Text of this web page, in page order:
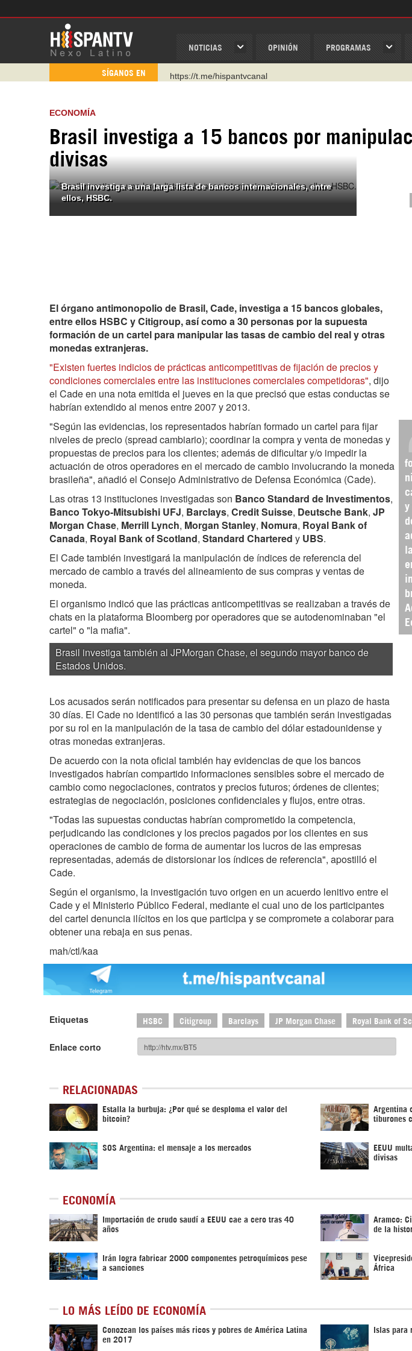
NOTICIAS OPINIÓN PROGRAMAS
SÍGANOS EN
https://t.me/hispantvcanal
https://www.facebook.com/Nexolatino.Canal
https://www.youtube.com/@nexo_latino
http://twitter.com/nexo_latino
ECONOMÍA
Brasil investiga a 15 bancos por
divisas
Brasil investiga a una larga lista de bancos internacionales, entre
ellos, HSBC.
El órgano antimonopolio de Brasil, Cade, investiga a 15 bancos globales,
entre ellos HSBC y Citigroup, así como a 30 personas por la supuesta
formación de un cartel para manipular las tasas de cambio del real y otras
monedas extranjeras.
"Existen fuertes indicios de prácticas anticompetitivas de fijación de precios y
condiciones comerciales entre las instituciones comerciales competidoras", dijo
el Cade en una nota emitida el jueves en la que precisó que estas conductas se
habrían extendido al menos entre 2007 y 2013.
y
"Según las evidencias, los representados habrían formado un cartel para fijar
niveles de precio (spread cambiario); coordinar la compra y venta de monedas y
propuestas de precios para los clientes; además de dificultar y/o impedir la
actuación de otros operadores en el mercado de cambio involucrando la moneda
brasileña", añadió el Consejo Administrativo de Defensa Económica (Cade).
Las otras 13 instituciones investigadas son Banco Standard de Investimentos,
Banco Tokyo-Mitsubishi UFJ, Barclays, Credit Suisse, Deutsche Bank, JP
Morgan Chase, Merrill Lynch, Morgan Stanley, Nomura, Royal Bank of
Canada, Royal Bank of Scotland, Standard Chartered y UBS.
El Cade también investigará la manipulación de índices de referencia del
mercado de cambio a través del alineamiento de sus compras y ventas de
moneda.
El organismo indicó que las prácticas anticompetitivas se realizaban a través de
chats en la plataforma Bloomberg por operadores que se autodenominaban "el
cartel" o "la mafia".
Brasil investiga también al JPMorgan Chase, el segundo mayor banco de
Estados Unidos.
Los acusados serán notificados para presentar su defensa en un plazo de hasta
30 días. El Cade no identificó a las 30 personas que también serán investigadas
por su rol en la manipulación de la tasa de cambio del dólar estadounidense y
otras monedas extranjeras.
De acuerdo con la nota oficial también hay evidencias de que los bancos
investigados habrían compartido informaciones sensibles sobre el mercado de
cambio como negociaciones, contratos y precios futuros; órdenes de clientes;
estrategias de negociación, posiciones confidenciales y flujos, entre otras.
"Todas las supuestas conductas habrían comprometido la competencia,
perjudicando las condiciones y los precios pagados por los clientes en sus
operaciones de cambio de forma de aumentar los lucros de las empresas
representadas, además de distorsionar los índices de referencia", apostilló el
Cade.
Según el organismo, la investigación tuvo origen en un acuerdo lenitivo entre el
Cade y el Ministerio Público Federal, mediante el cual uno de los participantes
del cartel denuncia ilícitos en los que participa y se compromete a colaborar para
obtener una rebaja en sus penas.
mah/ctl/kaa
Etiquetas HSBC Citigroup Barclays JP Morgan Chase Royal Bank of
Enlace corto
RELACIONADAS
Estalla la burbuja: ¿Por qué se desploma el valor del
bitcoin?
Argentina
tiburones
SOS Argentina: el mensaje a los mercados EEUU
divisas
ECONOMÍA
Importación de crudo saudí a EEUU cae a cero tras 40
años
Aramco:
de la
Irán logra fabricar 2000 componentes petroquímicos pese
a sanciones África
LO MÁS LEÍDO DE ECONOMÍA
Conozcan los países más ricos y pobres de América Latina
en 2017
Islas para